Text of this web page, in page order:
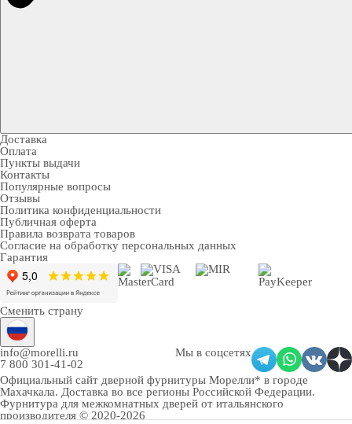
Доставка
Оплата
Пункты выдачи
Контакты
Популярные вопросы
Отзывы
Политика конфиденциальности
Публичная оферта
Правила возврата товаров
Согласие на обработку персональных данных
Гарантия
Сменить страну
info@morelli.ru
7 800 301-41-02
Мы в соцсетях
Официальный сайт дверной фурнитуры Морелли* в городе
Махачкала. Доставка во все регионы Российской Федерации.
Фурнитура для межкомнатных дверей от итальянского
производителя © 2020-2026